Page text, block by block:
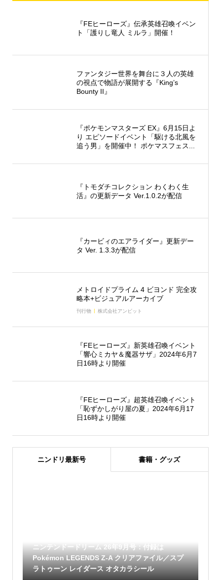
『FEヒーローズ』伝承英雄召喚イベン
ト「護りし竜人 ミルラ」開催！
ファンタジー世界を舞台に３人の英雄
の視点で物語が展開する『King’s
Bounty II』
『ポケモンマスターズ EX』6月15日よ
り エピソードイベント「駆ける北風を
追う男」を開催中！ ポケマスフェス...
『トモダチコレクション わくわく生
活』の更新データ Ver.1.0.2が配信
『カービィのエアライダー』更新デー
タ Ver. 1.3.3が配信
メトロイドプライム 4 ビヨンド 完全攻
略本+ビジュアルアーカイブ
刊行物 株式会社アンビット
『FEヒーローズ』新英雄召喚イベント
「響心ミカヤ＆魔器サザ」2024年6月7
日16時より開催
『FEヒーローズ』超英雄召喚イベント
「恥ずかしがり屋の夏」2024年6月17
日16時より開催
ニンドリ最新号 書籍・グッズ
ニンテンドードリーム 26年9月号：付録は
Pokémon LEGENDS Z-A クリアファイル／スプ
ラトゥーン レイダース オタカラシール